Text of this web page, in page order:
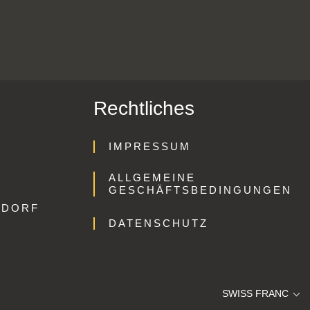
Rechtliches
IMPRESSUM
ALLGEMEINE
GESCHÄFTSBEDINGUNGEN
DATENSCHUTZ
SWISS FRANC